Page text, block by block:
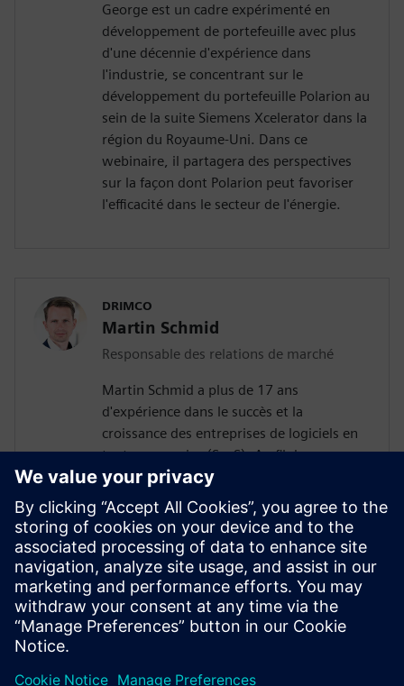
George est un cadre expérimenté en
développement de portefeuille avec plus
d'une décennie d'expérience dans
l'industrie, se concentrant sur le
développement du portefeuille Polarion au
sein de la suite Siemens Xcelerator dans la
région du Royaume-Uni. Dans ce
webinaire, il partagera des perspectives
sur la façon dont Polarion peut favoriser
l'efficacité dans le secteur de l'énergie.
DRIMCO
Martin Schmid
Responsable des relations de marché
Martin Schmid a plus de 17 ans
d'expérience dans le succès et la
croissance des entreprises de logiciels en
tant que service (SaaS). Au fil de sa
carrière, il a collaboré avec des
organisations mondiales de premier plan
dans divers secteurs industriels. En tant
que responsable des relations de marché
chez DRIMCO, Martin est chargé des
ventes et du marketing, pilotant la
digitalisation sécurisée des connaissances
dans l'industrie.